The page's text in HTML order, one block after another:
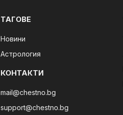
ТАГОВЕ
Новини
Астрология
КОНТАКТИ
mail@chestno.bg
support@chestno.bg